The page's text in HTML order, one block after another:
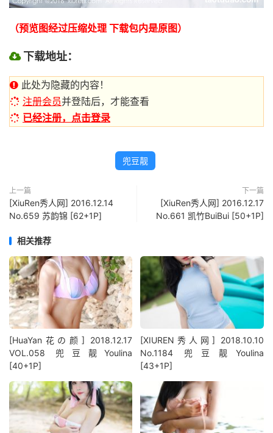
（预览图经过压缩处理 下载包内是原图）
下载地址：
此处为隐藏的内容！
注册会员并登陆后，才能查看
已经注册，点击登录
兜豆靓
上一篇
[XiuRen秀人网] 2016.12.14
No.659 苏韵锦 [62+1P]
下一篇
[XiuRen秀人网] 2016.12.17
No.661 凯竹BuiBui [50+1P]
相关推荐
[HuaYan花の颜] 2018.12.17
VOL.058 兜豆靓Youlina
[40+1P]
[XIUREN秀人网] 2018.10.10
No.1184 兜豆靓Youlina
[43+1P]